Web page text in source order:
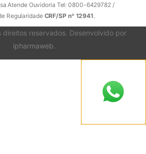
Atende Ouvidoria Tel: 0800-6429782 /
Regularidade CRF/SP nº 12941.
reservados. Desenvolvido por
ipharmaweb.